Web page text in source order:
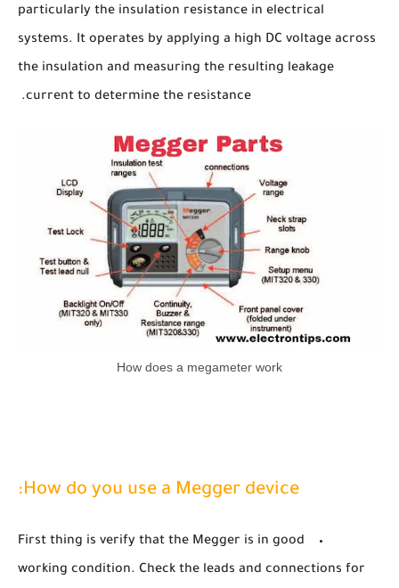
particularly the insulation resistance in electrical
systems. It operates by applying a high DC voltage across
the insulation and measuring the resulting leakage
current to determine the resistance.
How does a megameter work
How do you use a Megger device:
First thing is verify that the Megger is in good
working condition. Check the leads and connections for